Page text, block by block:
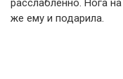
расслабленно. Нога
же ему и подарила.